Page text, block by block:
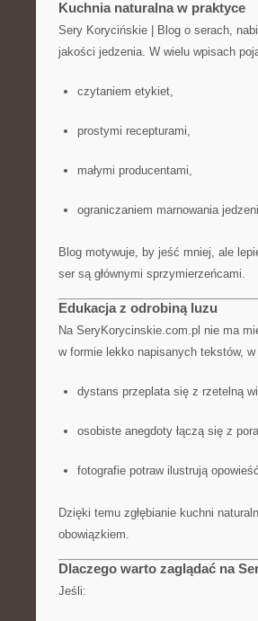
Kuchnia naturalna w praktyce
Sery Korycińskie | Blog o serach,
jakości jedzenia. W wielu wpisach
czytaniem etykiet,
prostymi recepturami,
małymi producentami,
ograniczaniem marnowania
Blog motywuje, by jeść mniej, ale
ser są głównymi sprzymierzeńcami.
Edukacja z odrobiną luzu
Na SeryKorycinskie.com.pl nie ma
w formie lekko napisanych tekstów,
dystans przeplata się z rzetelną
osobiste anegdoty łączą się z
fotografie potraw ilustrują
Dzięki temu zgłębianie kuchni
obowiązkiem.
Dlaczego warto zaglądać na
Jeśli: